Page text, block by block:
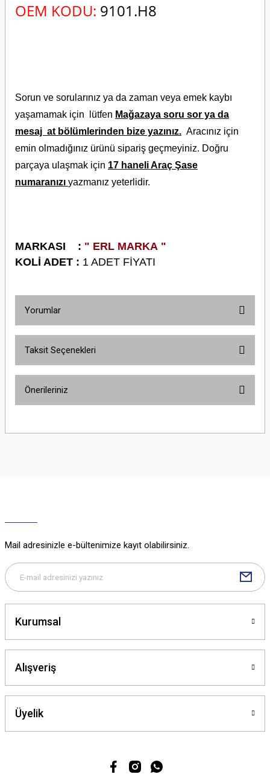
OEM KODU: 9101.H8
Sorun ve sorularınız ya da zaman veya emek kaybı
yaşamamak için lütfen Mağazaya soru sor ya da
mesaj at bölümlerinden bize yazınız. Aracınız için
emin olmadığınız ürünü sipariş geçmeyiniz. Doğru
parçaya ulaşmak için 17 haneli Araç Şase
numaranızı yazmanız yeterlidir.
MARKASI : " ERL MARKA "
KOLİ ADET : 1 ADET FİYATI
Yorumlar
Taksit Seçenekleri
Önerileriniz
yetersiz gördüğünüz noktaları öneri formunu kullanarak tarafımıza
Bu ürüne benzer farklı alternatifler olmalı.
Mail adresinizle e-bültenimize kayıt olabilirsiniz.
Kurumsal
Alışveriş
Üyelik